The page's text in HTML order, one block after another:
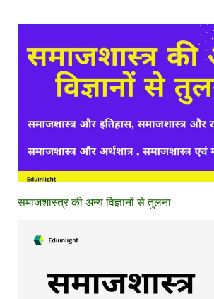
समाजशास्त्र की अन्य विज्ञानों से तुलना